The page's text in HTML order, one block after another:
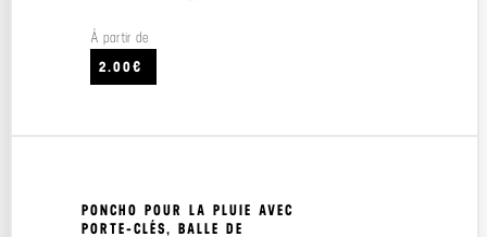
À partir de
2.00€
PONCHO POUR LA PLUIE AVEC
PORTE-CLÉS, BALLE DE